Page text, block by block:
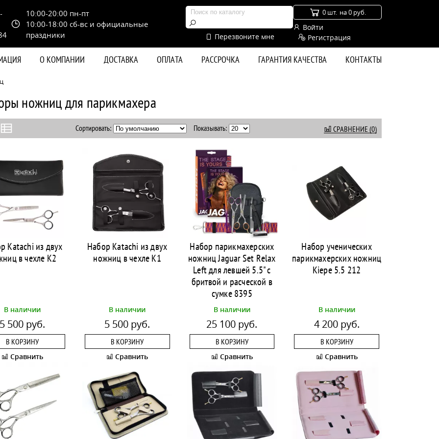
10:00-20:00 пн-пт
10:00-18:00 сб-вс и официальные
праздники
Перезвоните мне
0 шт. на 0 руб.
Войти
Регистрация
О КОМПАНИИ ДОСТАВКА ОПЛАТА РАССРОЧКА ГАРАНТИЯ КАЧЕСТВА КОНТАКТЫ
ножниц для парикмахера
Сортировать: Показывать: СРАВНЕНИЕ (0)
Katachi из двух
в чехле K2
В наличии
5 500 руб.
В КОРЗИНУ
Сравнить
Набор Katachi из двух
ножниц в чехле K1
В наличии
5 500 руб.
В КОРЗИНУ
Сравнить
Набор парикмахерских
ножниц Jaguar Set Relax
Left для левшей 5.5" с
бритвой и расческой в
сумке 8395
В наличии
25 100 руб.
В КОРЗИНУ
Сравнить
Набор ученических
парикмахерских ножниц
Kiepe 5.5 212
В наличии
4 200 руб.
В КОРЗИНУ
Сравнить